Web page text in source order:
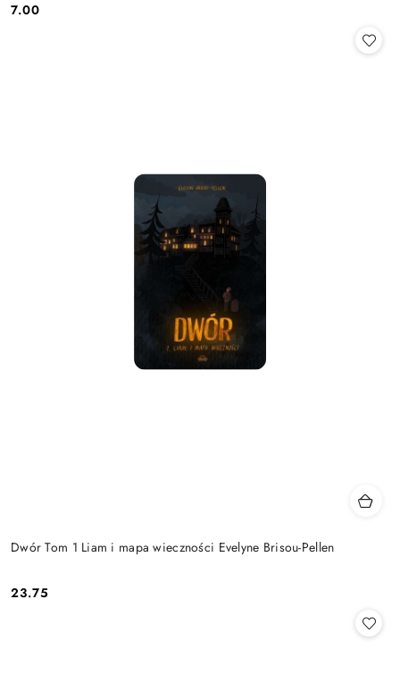
Cena:
7.00
Dwór Tom 1 Liam i mapa wieczności Evelyne Brisou-Pellen
Cena:
23.75